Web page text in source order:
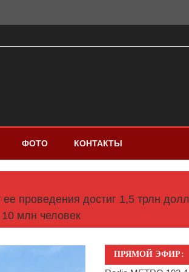
ФОТО КОНТАКТЫ
проведения достиг 1,5 трлн
млн человек
ПРЯМОЙ ЭФИР: